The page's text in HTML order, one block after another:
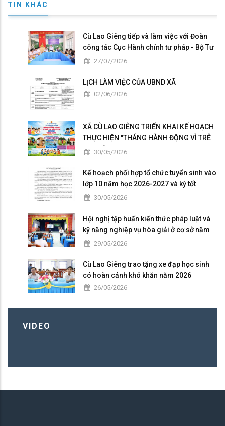
TIN KHÁC
Cù Lao Giêng tiếp và làm việc với Đoàn
công tác Cục Hành chính tư pháp - Bộ Tư
pháp khảo sát, hướng dẫn triển khai
Việt Nam về đăng ký và thống kê hộ tịch
giai đoạn 2026 – 2030
27/07/2026
LỊCH LÀM VIỆC CỦA UBND XÃ
02/06/2026
XÃ CÙ LAO GIÊNG TRIỂN KHAI KẾ HOẠCH
THỰC HIỆN "THÁNG HÀNH ĐỘNG VÌ TRẺ
EM" NĂM 2026
30/05/2026
Kế hoạch phối hợp tổ chức tuyển sinh vào
lớp 10 năm học 2026-2027 và kỳ tốt
nghiệp THPT năm 2026
30/05/2026
Hội nghị tập huấn kiến thức pháp luật và
kỹ năng nghiệp vụ hòa giải ở cơ sở năm
202629/05/2026
Cù Lao Giêng trao tặng xe đạp học sinh
có hoàn cảnh khó khăn năm 2026
26/05/2026
VIDEO